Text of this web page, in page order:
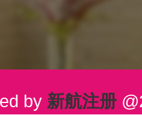
by 新航注册